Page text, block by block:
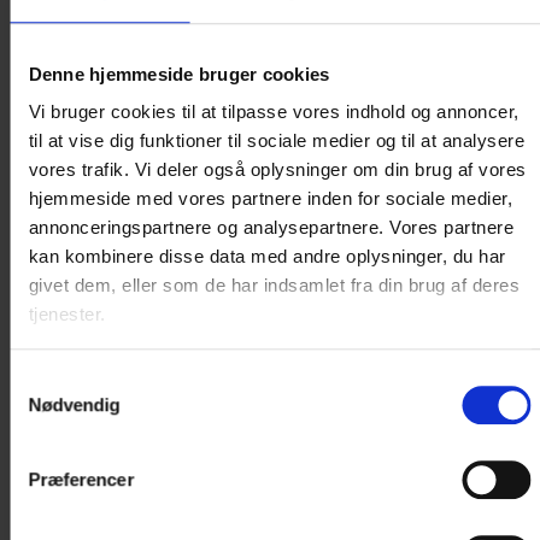
Denne hjemmeside bruger cookies
Vi bruger cookies til at tilpasse vores indhold og annoncer,
til at vise dig funktioner til sociale medier og til at analysere
vores trafik. Vi deler også oplysninger om din brug af vores
hjemmeside med vores partnere inden for sociale medier,
annonceringspartnere og analysepartnere. Vores partnere
kan kombinere disse data med andre oplysninger, du har
givet dem, eller som de har indsamlet fra din brug af deres
tjenester.
Nødvendig
Præferencer
konference. Med blot 2 minutters gang fra
Phønix det oplagte valg, når der skal afholdes møder og
konferencer i Nordjylland.
Se mere